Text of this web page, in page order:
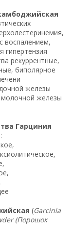
воспалением,
гипертензия
рекуррентные,
биполярное
железы
железы
Гарциния
(Garcinia
(Порошок